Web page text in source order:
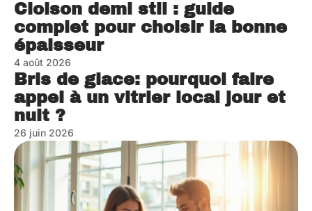
Cloison demi stil : guide
complet pour choisir la bonne
épaisseur
4 août 2026
Bris de glace: pourquoi faire
appel à un vitrier local jour et
nuit ?
26 juin 2026